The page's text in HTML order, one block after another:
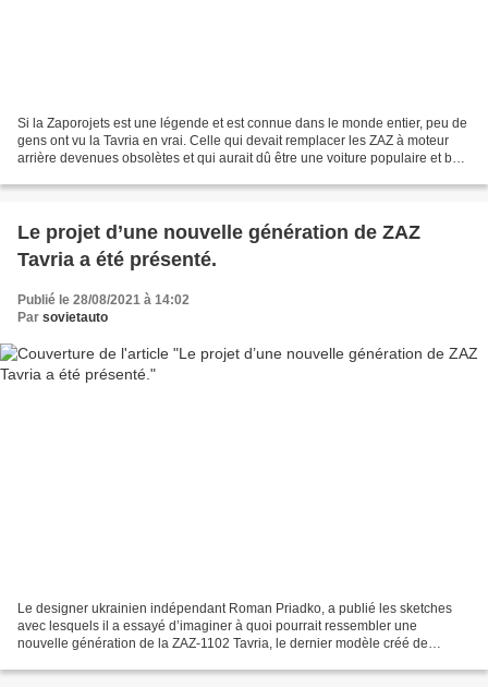
Si la Zaporojets est une légende et est connue dans le monde entier, peu de
gens ont vu la Tavria en vrai. Celle qui devait remplacer les ZAZ à moteur
arrière devenues obsolètes et qui aurait dû être une voiture populaire et bon
Le projet d’une nouvelle génération de ZAZ
Tavria a été présenté.
Publié le 28/08/2021 à 14:02
Par sovietauto
Le designer ukrainien indépendant Roman Priadko, a publié les sketches
avec lesquels il a essayé d’imaginer à quoi pourrait ressembler une
nouvelle génération de la ZAZ-1102 Tavria, le dernier modèle créé de